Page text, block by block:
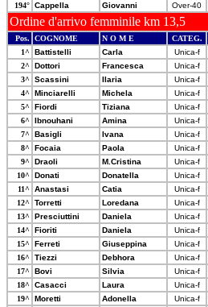
194° Cappella Giovanni Over-40
Ordine d'arrivo femminile km 13,5
Pos. COGNOME N O M E CATEG.
1^
Battistelli Carla Unica-f
2^
Dottori Francesca Unica-f
3^
Scassini Ilaria Unica-f
4^
Minciarelli Michela Unica-f
5^
Fiordi Tiziana Unica-f
6^
Ibnouhani Amina Unica-f
7^
Basigli Ivana Unica-f
8^
Focaia Paola Unica-f
9^
Draoli M.Cristina Unica-f
10^
Donati Donatella Unica-f
11^
Anastasi Catia Unica-f
12^
Torretti Loredana Unica-f
13^
Presciuttini Daniela Unica-f
14^
Fioriti Daniela Unica-f
15^
Ferreti Giuseppina Unica-f
16^
Tiezzi Debhora Unica-f
17^
Bovi Silvia Unica-f
18^
Casacci Laura Unica-f
19^
Moretti Adonella Unica-f